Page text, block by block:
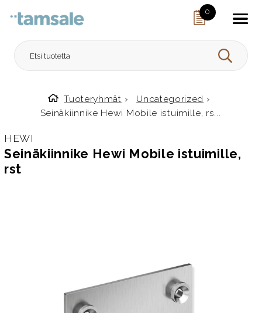
0
HAE
Etusivulle
Tuoteryhmät › Uncategorized ›
Seinäkiinnike Hewi Mobile istuimille, rs...
HEWI
Seinäkiinnike Hewi Mobile istuimille,
rst